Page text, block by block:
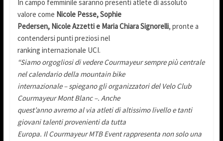
In campo femminile saranno presenti atlete di assoluto
valore come Nicole Pesse, Sophie
Pedersen, Nicole Azzetti e Maria Chiara Signorelli, pronte a
contendersi punti preziosi nel
ranking internazionale UCI.
“Siamo orgogliosi di vedere Courmayeur sempre più centrale
nel calendario della mountain bike
internazionale – spiegano gli organizzatori del Velo Club
Courmayeur Mont Blanc –. Anche
quest’anno avremo al via atleti di altissimo livello e tanti
giovani talenti provenienti da tutta
Europa. Il Courmayeur MTB Event rappresenta non solo una